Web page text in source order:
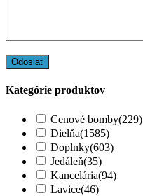
Kategórie produktov
Cenové bomby(229)
Dielňa(1585)
Doplnky(603)
Jedáleň(35)
Kancelária(94)
Lavice(46)